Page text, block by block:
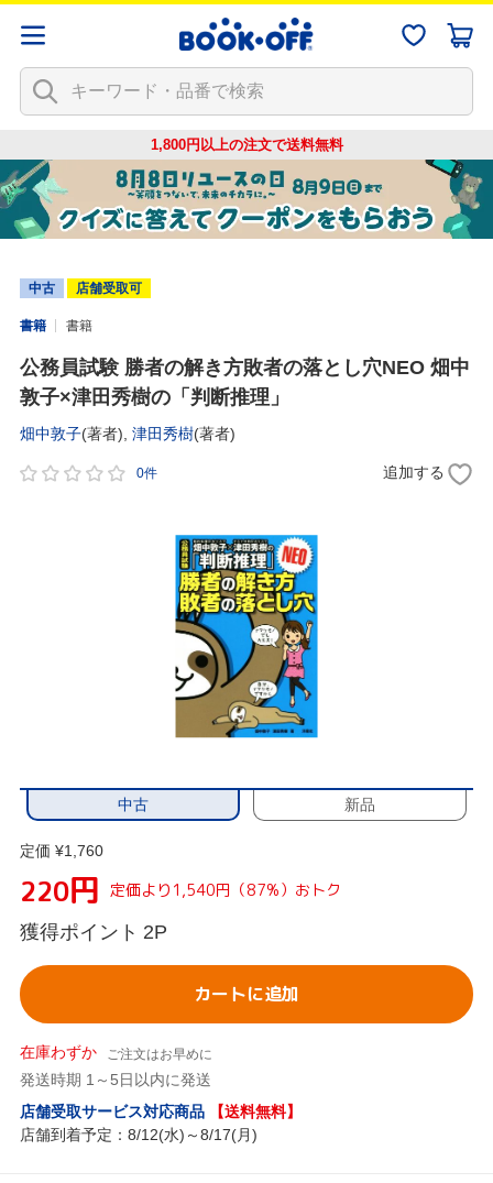
1,800円以上の注文で送料無料
中古 店舗受取可
書籍 書籍
公務員試験 勝者の解き方敗者の落とし穴NEO 畑中
敦子×津田秀樹の「判断推理」
畑中敦子(著者), 津田秀樹(著者)
0件 追加する
中古 新品
定価 ¥1,760
220円 定価より1,540円（87%）おトク
獲得ポイント 2P
カートに追加
在庫わずか ご注文はお早めに
発送時期 1～5日以内に発送
店舗受取サービス対応商品
【送料無料】
店舗到着予定：8/12(水)～8/17(月)